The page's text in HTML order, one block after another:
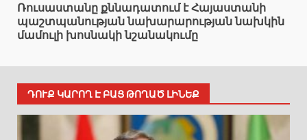
Ռուսաստանը քննադատում է Հայաստանի
պաշտպանության նախարարության նախկին
մամուլի խոսնակի նշանակումը
ԴՈՒՔ ԿԱՐՈՂ Է ԲԱՑ ԹՈՂԱԾ ԼԻՆԵՔ